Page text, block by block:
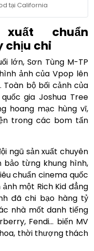
tại California
chuẩn
chịu chi
lớn, Sơn Tùng M-TP
ảnh của Vpop lên
bộ bối cảnh của
gia Joshua Tree
hoang mạc hùng vĩ,
trong các bom tấn
ngũ sản xuất chuyên
từng khung hình,
chuẩn cinema quốc
một Rich Kid đẳng
đã chi bạo hàng tỷ
nhà mốt danh tiếng
Fendi… biến MV
thời thượng thách